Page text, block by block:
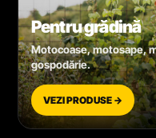
Pentru grădină
Motocoase, motosape,
gospodărie.
VEZI PRODUSE →